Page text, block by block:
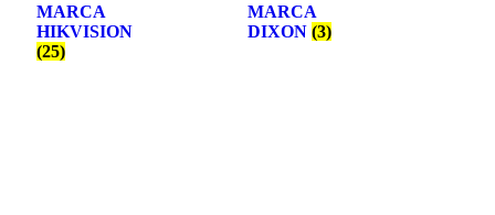
MARCA
HIKVISION
(25)
MARCA
DIXON (3)